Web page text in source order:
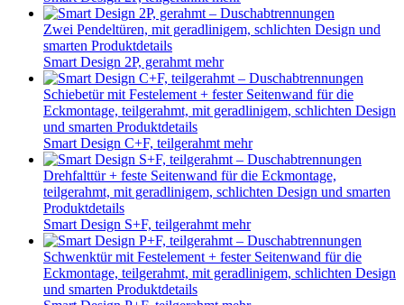
Schwenktür mit versetztem Drehpunkt, gerahmt, mit
geradlinigem, schlichten Design und smarten Produktdetails
Smart Design P, gerahmtmehr
Schiebetür mit Festelement, teilgerahmt, mit geradlinigem,
schlichten Design und smarten Produktdetails
Smart Design C, teilgerahmtmehr
Schiebetür mit Festelement, gerahmt, mit geradlinigem,
schlichten Design und smarten Produktdetails
Smart Design C, gerahmtmehr
Drehfalttür, teilgerahmt, mit geradlinigem, schlichten Design
und smarten Produktdetails
Smart Design S, teilgerahmtmehr
Zweiteilige Drehfalttür, gerahmt, mit geradlinigem, schlichten
Design und smarten Produktdetails
Smart Design S, gerahmtmehr